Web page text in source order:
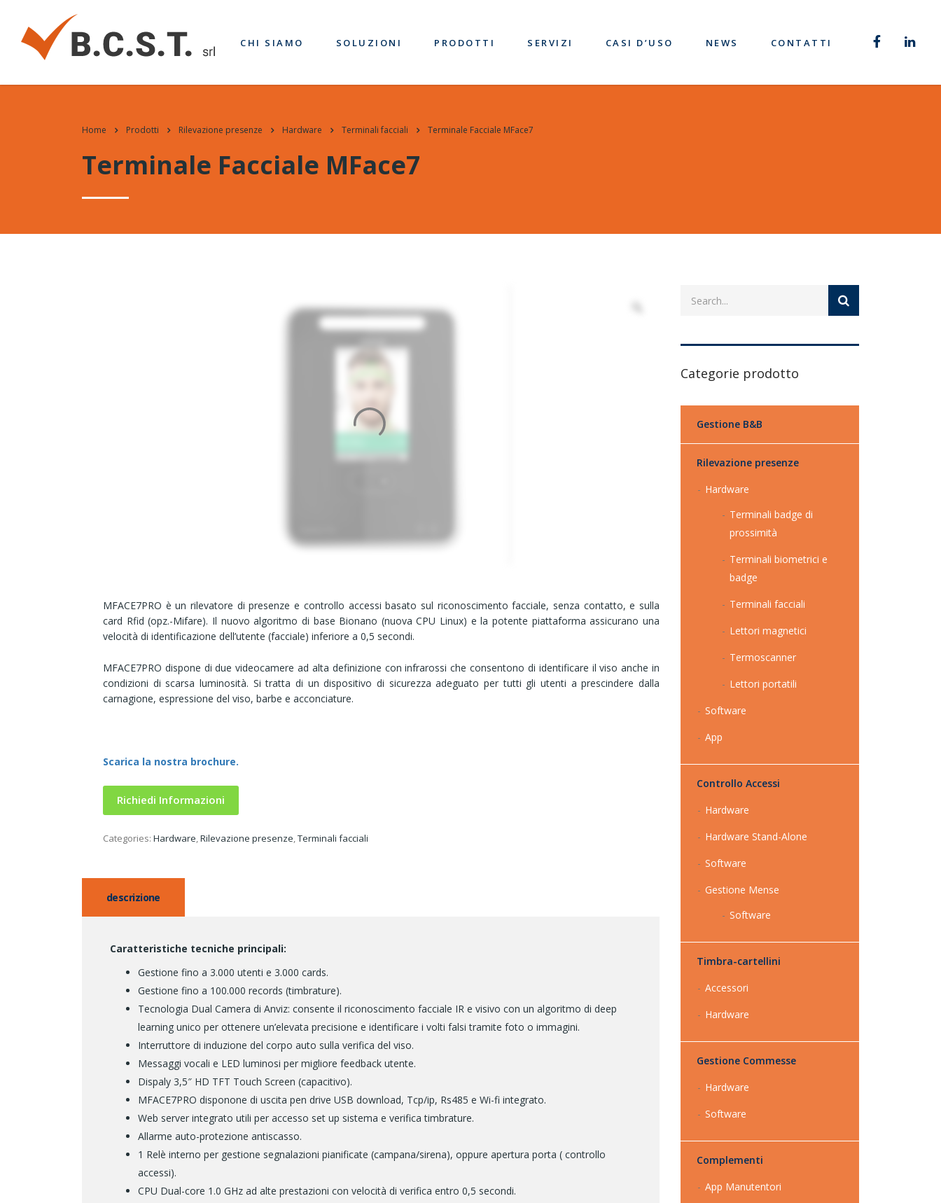
CHI SIAMO SOLUZIONI PRODOTTI SERVIZI CASI D’USO NEWS CONTATTI
Home Prodotti Rilevazione presenze Hardware Terminali facciali Terminale Facciale MFace7
Terminale Facciale MFace7
MFACE7PRO è un rilevatore di presenze e controllo accessi basato sul riconoscimento facciale, senza contatto, e sulla
card Rfid (opz.-Mifare). Il nuovo algoritmo di base Bionano (nuova CPU Linux) e la potente piattaforma assicurano una
velocità di identificazione dell’utente (facciale) inferiore a 0,5 secondi.
MFACE7PRO dispone di due videocamere ad alta definizione con infrarossi che consentono di identificare il viso anche in
condizioni di scarsa luminosità. Si tratta di un dispositivo di sicurezza adeguato per tutti gli utenti a prescindere dalla
carnagione, espressione del viso, barbe e acconciature.
Scarica la nostra brochure.
Richiedi Informazioni
Categories: Hardware,Rilevazione presenze,Terminali facciali
descrizione
Caratteristiche tecniche principali:
Gestione fino a 3.000 utenti e 3.000 cards.
Gestione fino a 100.000 records (timbrature).
Tecnologia Dual Camera di Anviz: consente il riconoscimento facciale IR e visivo con un algoritmo di deep
learning unico per ottenere un’elevata precisione e identificare i volti falsi tramite foto o immagini.
Interruttore di induzione del corpo auto sulla verifica del viso.
Messaggi vocali e LED luminosi per migliore feedback utente.
Dispaly 3,5″ HD TFT Touch Screen (capacitivo).
MFACE7PRO disponone di uscita pen drive USB download, Tcp/ip, Rs485 e Wi-fi integrato.
Web server integrato utili per accesso set up sistema e verifica timbrature.
Allarme auto-protezione antiscasso.
1 Relè interno per gestione segnalazioni pianificate (campana/sirena), oppure apertura porta ( controllo
accessi).
CPU Dual-core 1.0 GHz ad alte prestazioni con velocità di verifica entro 0,5 secondi.
Categorie prodotto
Gestione B&B
Rilevazione presenze
Hardware
Terminali badge di
prossimità
Terminali biometrici e
badge
Terminali facciali
Lettori magnetici
Termoscanner
Lettori portatili
Software
App
Controllo Accessi
Hardware
Hardware Stand-Alone
Software
Gestione Mense
Software
Timbra-cartellini
Accessori
Hardware
Gestione Commesse
Hardware
Software
Complementi
App Manutentori